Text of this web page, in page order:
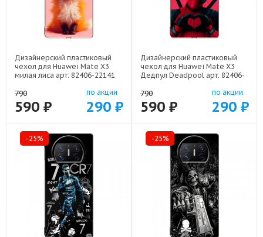
Дизайнерский пластиковый
чехол для Huawei Mate X3
милая лиса арт: 82406-22141
790
590 ₽
по акции
290 ₽
Дизайнерский пластиковый
чехол для Huawei Mate X3
Дедпул Deadpool арт: 82406-
790
590 ₽
по акции
290 ₽
-25% -25%